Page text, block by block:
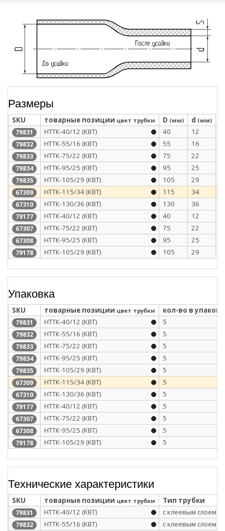
Размеры
SKU товарные позиции цвет трубки D (мм) d (мм)
79831 НТТК-40/12 (КВТ) 40 12
79832 НТТК-55/16 (КВТ) 55 16
79833 НТТК-75/22 (КВТ) 75 22
79834 НТТК-95/25 (КВТ) 95 25
79835 НТТК-105/29 (КВТ) 105 29
67309 НТТК-115/34 (КВТ) 115 34
67310 НТТК-130/36 (КВТ) 130 36
79177 НТТК-40/12 (КВТ) 40 12
67307 НТТК-75/22 (КВТ) 75 22
67308 НТТК-95/25 (КВТ) 95 25
79178 НТТК-105/29 (КВТ) 105 29
Упаковка
SKU товарные позиции цвет трубки кол-во в
79831 НТТК-40/12 (КВТ) 5
79832 НТТК-55/16 (КВТ) 5
79833 НТТК-75/22 (КВТ) 5
79834 НТТК-95/25 (КВТ) 5
79835 НТТК-105/29 (КВТ) 5
67309 НТТК-115/34 (КВТ) 5
67310 НТТК-130/36 (КВТ) 5
79177 НТТК-40/12 (КВТ) 5
67307 НТТК-75/22 (КВТ) 5
67308 НТТК-95/25 (КВТ) 5
79178 НТТК-105/29 (КВТ) 5
Технические характеристики
SKU товарные позиции цвет трубки Тип трубки
79831 НТТК-40/12 (КВТ) с клеевым слоем
79832 НТТК-55/16 (КВТ) с клеевым слоем